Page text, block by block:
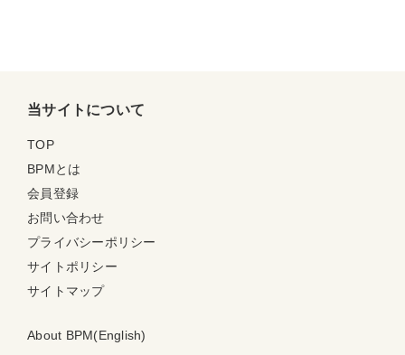
当サイトについて
TOP
BPMとは
会員登録
お問い合わせ
プライバシーポリシー
サイトポリシー
サイトマップ
About BPM(English)